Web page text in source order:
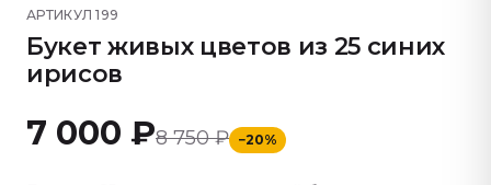
АРТИКУЛ199
Букет живых цветов из 25 синих
ирисов
7 000 ₽8 750 ₽ −20%